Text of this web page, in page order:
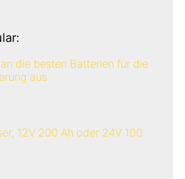
die besten Batterien für die
aus
12V 200 Ah oder 24V 100